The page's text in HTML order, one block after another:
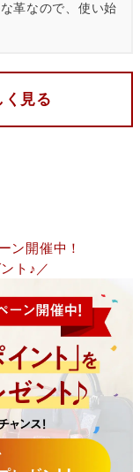
革なので、使い始
見る
ン開催中！
ト♪／